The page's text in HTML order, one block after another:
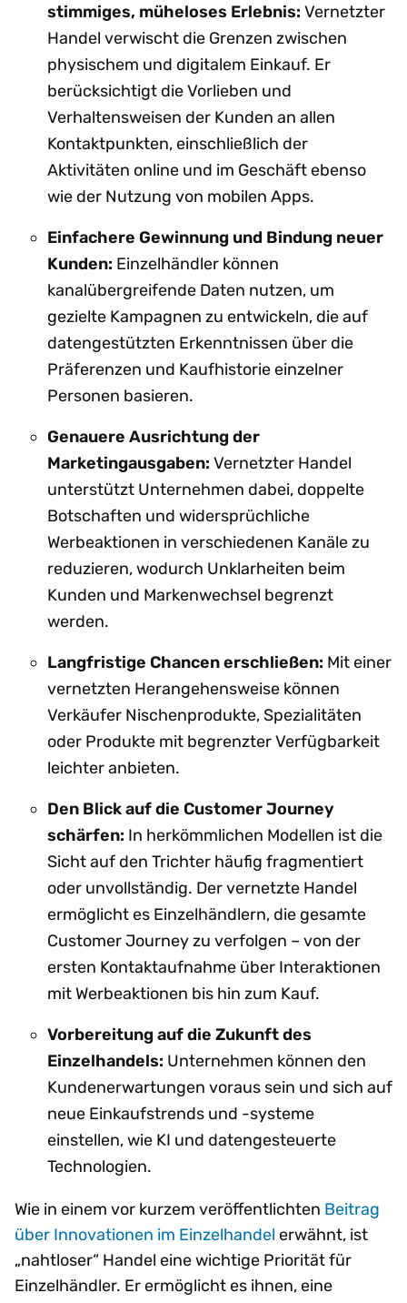
stimmiges, müheloses Erlebnis: Vernetzter
Handel verwischt die Grenzen zwischen
physischem und digitalem Einkauf. Er
berücksichtigt die Vorlieben und
Verhaltensweisen der Kunden an allen
Kontaktpunkten, einschließlich der
Aktivitäten online und im Geschäft ebenso
wie der Nutzung von mobilen Apps.
Einfachere Gewinnung und Bindung neuer
Kunden: Einzelhändler können
kanalübergreifende Daten nutzen, um
gezielte Kampagnen zu entwickeln, die auf
datengestützten Erkenntnissen über die
Präferenzen und Kaufhistorie einzelner
Personen basieren.
Genauere Ausrichtung der
Marketingausgaben: Vernetzter Handel
unterstützt Unternehmen dabei, doppelte
Botschaften und widersprüchliche
Werbeaktionen in verschiedenen Kanäle zu
reduzieren, wodurch Unklarheiten beim
Kunden und Markenwechsel begrenzt
werden.
Langfristige Chancen erschließen: Mit einer
vernetzten Herangehensweise können
Verkäufer Nischenprodukte, Spezialitäten
oder Produkte mit begrenzter Verfügbarkeit
leichter anbieten.
Den Blick auf die Customer Journey
schärfen: In herkömmlichen Modellen ist die
Sicht auf den Trichter häufig fragmentiert
oder unvollständig. Der vernetzte Handel
ermöglicht es Einzelhändlern, die gesamte
Customer Journey zu verfolgen – von der
ersten Kontaktaufnahme über Interaktionen
mit Werbeaktionen bis hin zum Kauf.
Vorbereitung auf die Zukunft des
Einzelhandels: Unternehmen können den
Kundenerwartungen voraus sein und sich auf
neue Einkaufstrends und -systeme
einstellen, wie KI und datengesteuerte
Technologien.
Wie in einem vor kurzem veröffentlichten Beitrag
über Innovationen im Einzelhandel erwähnt, ist
„nahtloser“ Handel eine wichtige Priorität für
Einzelhändler. Er ermöglicht es ihnen, eine